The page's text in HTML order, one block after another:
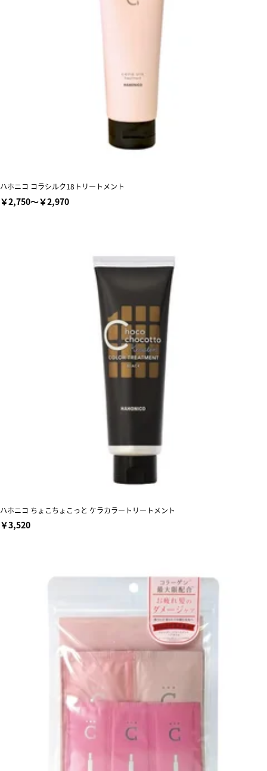
ハホニコ コラシルク18トリートメント
￥2,750～￥2,970
ハホニコ ちょこちょこっと ケラカラートリートメント
￥3,520